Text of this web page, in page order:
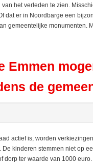
het verleden te zien.
dat er in Noordbarge een
gemeentelijke monumenten.
Emmen
de
actief is, worden
kinderen stemmen niet op
ter waarde van 1000